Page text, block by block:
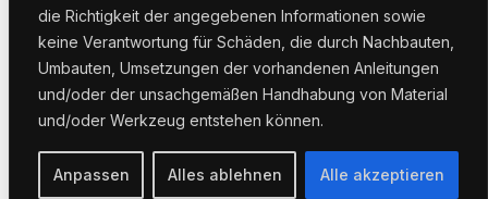
die Richtigkeit der angegebenen Informationen sowie
keine Verantwortung für Schäden, die durch Nachbauten,
Umbauten, Umsetzungen der vorhandenen Anleitungen
und/oder der unsachgemäßen Handhabung von Material
und/oder Werkzeug entstehen können.
Anpassen Alles ablehnen Alle akzeptieren
ARISS HAMRADIO IINTERNATIONALE RAUMSTATION, ISS
Der größte Weltraum-
Streich aller Zeiten?
Von Joerg Korte
#amsat ,#nasa,